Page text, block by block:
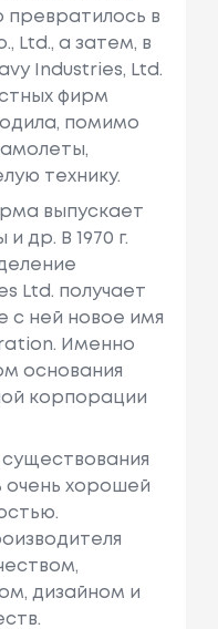
в
Ltd., а затем, в
Industries, Ltd.
фирм
помимо
технику.
выпускает
др. В 1970 г.
Ltd. получает
с ней новое имя
Именно
основания
корпорации
очень хорошей
дизайном и